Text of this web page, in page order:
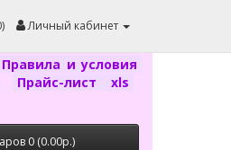
Личный кабинет
Правила и условия
Прайс-лист xls
0 (0.00р.)